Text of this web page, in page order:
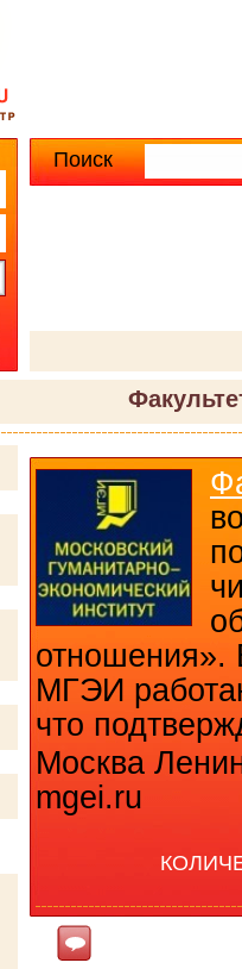
Поиск
отношения».
МГЭИ
что
Москва
mgei.ru